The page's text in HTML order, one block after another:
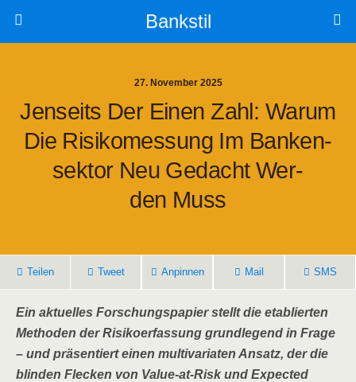
Bankstil
27. November 2025
Jen­seits Der Einen Zahl: War­um
Die Risi­ko­mes­sung Im Ban­ken­
Sek­tor Neu Gedacht Wer­
Den Muss
Tei­len Tweet Anpin­nen Mail SMS
Ein aktu­el­les For­schungs­pa­pier stellt die eta­blier­ten
Metho­den der Risi­koer­fas­sung grund­le­gend in Fra­ge
– und prä­sen­tiert einen mul­ti­va­ria­ten Ansatz, der die
blin­den Fle­cken von Value-at-Risk und Expec­ted